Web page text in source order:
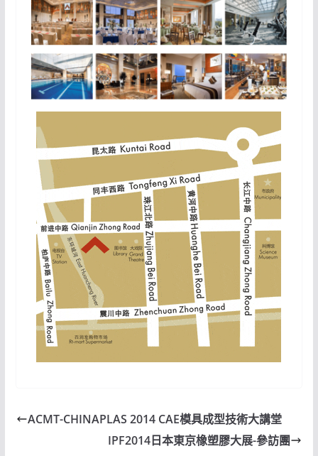
ACMT-CHINAPLAS 2014 CAE模具成型技術大講堂
IPF2014日本東京橡塑膠大展-參訪團